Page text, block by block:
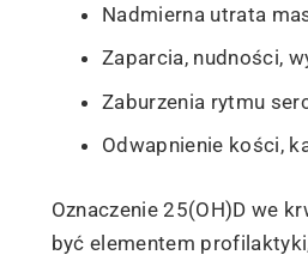
Nadmierna utrata
Zaparcia, nudności,
Zaburzenia rytmu
Odwapnienie kości,
Oznaczenie 25(OH)D we
być elementem